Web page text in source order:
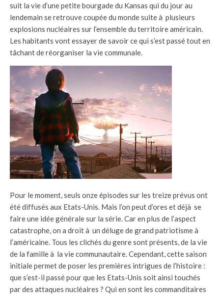
suit la vie d’une petite bourgade du Kansas qui du jour au
lendemain se retrouve coupée du monde suite à plusieurs
explosions nucléaires sur l’ensemble du territoire américain.
Les habitants vont essayer de savoir ce qui s’est passé tout en
tâchant de réorganiser la vie communale.
Pour le moment, seuls onze épisodes sur les treize prévus ont
été diffusés aux Etats-Unis. Mais l’on peut d’ores et déjà se
faire une idée générale sur la série. Car en plus de l’aspect
catastrophe, on a droit à un déluge de grand patriotisme à
l’américaine. Tous les clichés du genre sont présents, de la vie
de la famille à la vie communautaire. Cependant, cette saison
initiale permet de poser les premières intrigues de l’histoire :
que s’est-il passé pour que les Etats-Unis soit ainsi touchés
par des attaques nucléaires ? Qui en sont les commanditaires